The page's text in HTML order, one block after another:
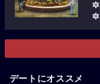
デートにオススメ